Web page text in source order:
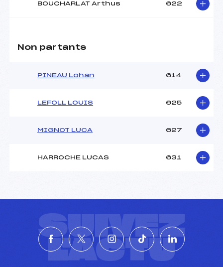
BOUCHARLAT Arthus 622
Non partants
PINEAU Lohan 614
LEFOLL LOUIS 625
MIGNOT LUCA 627
HARROCHE LUCAS 631
SUIVEZ
L'ACTU